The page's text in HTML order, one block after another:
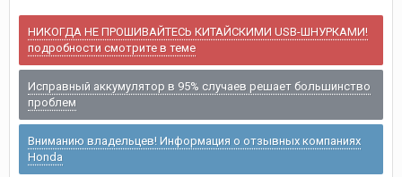
НИКОГДА НЕ ПРОШИВАЙТЕСЬ КИТАЙСКИМИ USB-ШНУРКАМИ!
подробности смотрите в теме
Исправный аккумулятор в 95% случаев решает большинство
проблем
Вниманию владельцев! Информация о отзывных компаниях
Honda